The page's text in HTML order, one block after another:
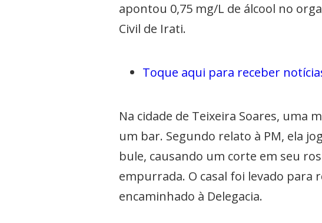
apontou 0,75 mg/L de álcool no
Civil de Irati.
Toque aqui para receber
Na cidade de Teixeira Soares, uma
um bar. Segundo relato à PM, ela
bule, causando um corte em seu
empurrada. O casal foi levado para
encaminhado à Delegacia.